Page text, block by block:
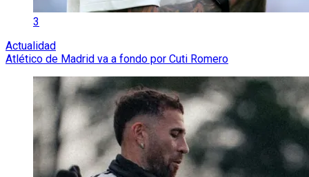
3
Actualidad
Atlético de Madrid va a fondo por Cuti Romero